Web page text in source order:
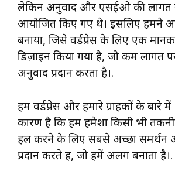
लेकिन अनुवाद और एसईओ की लागत
आयोजित किए गए थे। इसलिए हमने
बनाया, जिसे वर्डप्रेस के लिए एक
डिज़ाइन किया गया है, जो कम लागत
अनुवाद प्रदान करता है।.
हम वर्डप्रेस और हमारे ग्राहकों के बारे
कारण है कि हम हमेशा किसी भी
हल करने के लिए सबसे अच्छा समर्थन
प्रदान करते हैं, जो हमें अलग बनाता है।.